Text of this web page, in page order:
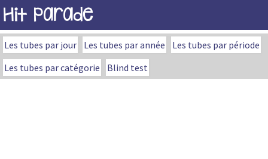
Hit Parade
Les tubes par jour Les tubes par année
Les tubes par période
Les tubes par catégorie
Blind test